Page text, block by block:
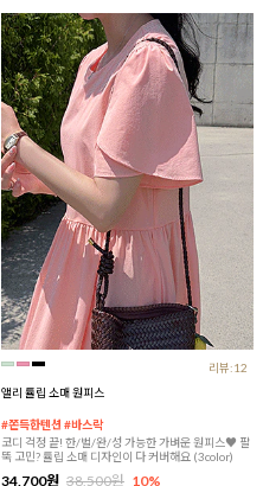
리뷰:12
앨리 튤립 소매 원피스
#쫀득한텐션 #바스락
코디 걱정 끝! 한/벌/완/성 가능한 가벼운 원피스♥ 팔
뚝 고민? 튤립 소매 디자인이 다 커버해요 (3color)
34,700원 38,500원 10%